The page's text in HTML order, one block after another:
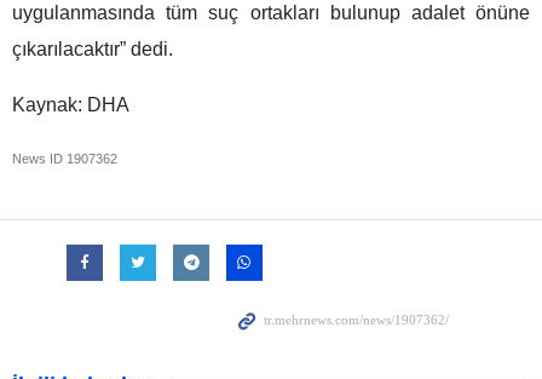
uygulanmasında tüm suç ortakları bulunup adalet önüne
çıkarılacaktır” dedi.
Kaynak: DHA
News ID 1907362